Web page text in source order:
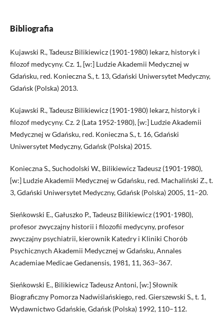
Bibliografia
Kujawski R., Tadeusz Bilikiewicz (1901-1980) lekarz, historyk i
filozof medycyny. Cz. 1, [w:] Ludzie Akademii Medycznej w
Gdańsku, red. Konieczna S., t. 13, Gdański Uniwersytet Medyczny,
Gdańsk (Polska) 2013.
Kujawski R., Tadeusz Bilikiewicz (1901-1980) lekarz, historyk i
filozof medycyny. Cz. 2 (Lata 1952-1980), [w:] Ludzie Akademii
Medycznej w Gdańsku, red. Konieczna S., t. 16, Gdański
Uniwersytet Medyczny, Gdańsk (Polska) 2015.
Konieczna S., Suchodolski W., Bilikiewicz Tadeusz (1901-1980),
[w:] Ludzie Akademii Medycznej w Gdańsku, red. Machaliński Z., t.
3, Gdański Uniwersytet Medyczny, Gdańsk (Polska) 2005, 11–20.
Sieńkowski E., Gałuszko P., Tadeusz Bilikiewicz (1901-1980),
profesor zwyczajny historii i filozofii medycyny, profesor
zwyczajny psychiatrii, kierownik Katedry i Kliniki Chorób
Psychicznych Akademii Medycznej w Gdańsku, Annales
Academiae Medicae Gedanensis, 1981, 11, 363–367.
Sieńkowski E., Bilikiewicz Tadeusz Antoni, [w:] Słownik
Biograficzny Pomorza Nadwiślańskiego, red. Gierszewski S., t. 1,
Wydawnictwo Gdańskie, Gdańsk (Polska) 1992, 110–112.